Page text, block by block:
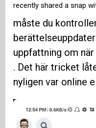
recently shared a snap
måste du
uppfattning om
. Det här tricket
nyligen var online